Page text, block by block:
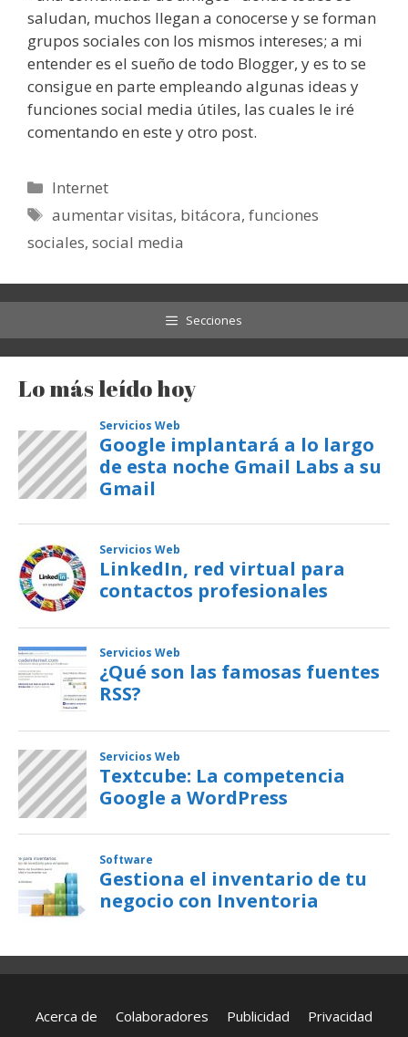
saludan, muchos llegan a conocerse y se forman
grupos sociales con los mismos intereses; a mi
entender es el sueño de todo Blogger, y es to se
consigue en parte empleando algunas ideas y
funciones social media útiles, las cuales le iré
comentando en este y otro post.
Categorías
Internet
Etiquetas
aumentar visitas, bitácora,funciones
sociales, social media
Secciones
Lo más leído hoy
Acerca de Colaboradores Publicidad
Privacidad